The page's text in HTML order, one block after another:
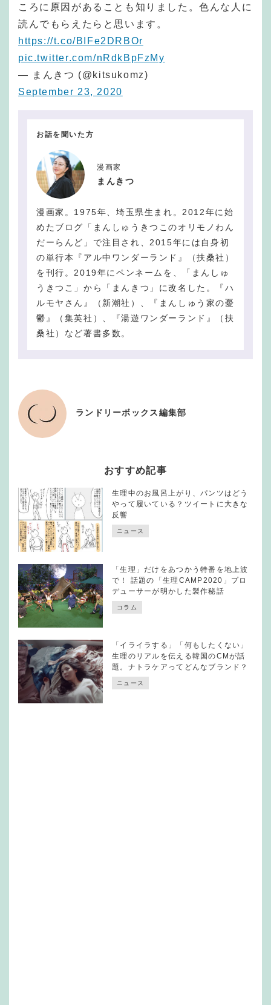
ころに原因があることも知りました。色んな人に
読んでもらえたらと思います。
https://t.co/BIFe2DRBOr
pic.twitter.com/nRdkBpFzMy
— まんきつ (@kitsukomz)
September 23, 2020
お話を聞いた方
漫画家
まんきつ
漫画家。1975年、埼玉県生まれ。2012年に始
めたブログ「まんしゅうきつこのオリモノわん
だーらんど」で注目され、2015年には自身初
の単行本『アル中ワンダーランド』（扶桑社）
を刊行。2019年にペンネームを、「まんしゅ
うきつこ」から「まんきつ」に改名した。『ハ
ルモヤさん』（新潮社）、『まんしゅう家の憂
鬱』（集英社）、『湯遊ワンダーランド』（扶
桑社）など著書多数。
ランドリーボックス編集部
おすすめ記事
生理中のお風呂上がり、パンツはどう
やって履いている？ツイートに大きな
反響
ニュース
「生理」だけをあつかう特番を地上波
で！ 話題の「生理CAMP2020」プロ
デューサーが明かした製作秘話
コラム
「イライラする」「何もしたくない」
生理のリアルを伝える韓国のCMが話
題。ナトラケアってどんなブランド？
ニュース